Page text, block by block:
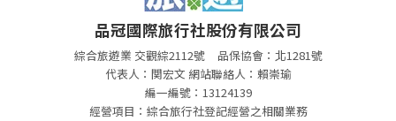
品冠國際旅行社股份有限公司
綜合旅遊業 交觀綜2112號
品保協會：北1281號
代表人：関宏文 網站聯絡人：賴崇瑜
編一編號：13124139
經營項目：綜合旅行社登記經營之相關業務